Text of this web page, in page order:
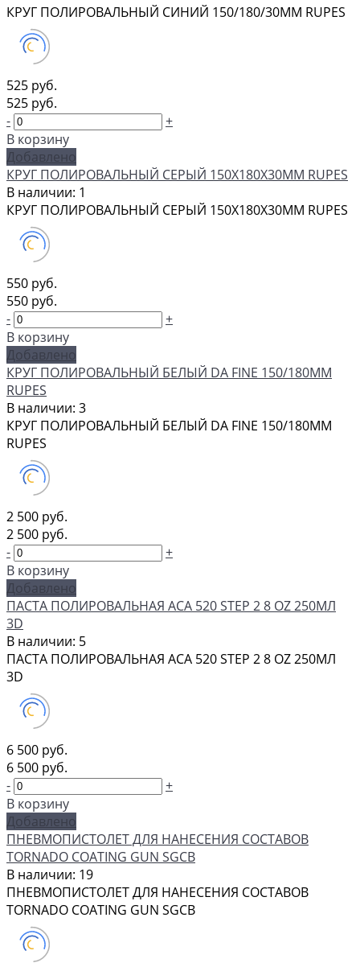
КРУГ ПОЛИРОВАЛЬНЫЙ СИНИЙ 150/180/30ММ RUPES
525 руб.
525 руб.
-
+
В корзину
Добавлено
КРУГ ПОЛИРОВАЛЬНЫЙ СЕРЫЙ 150X180X30ММ RUPES
В наличии: 1
КРУГ ПОЛИРОВАЛЬНЫЙ СЕРЫЙ 150X180X30ММ RUPES
550 руб.
550 руб.
-
+
В корзину
Добавлено
КРУГ ПОЛИРОВАЛЬНЫЙ БЕЛЫЙ DA FINE 150/180ММ
RUPES
В наличии: 3
КРУГ ПОЛИРОВАЛЬНЫЙ БЕЛЫЙ DA FINE 150/180ММ
RUPES
2 500 руб.
2 500 руб.
-
+
В корзину
Добавлено
ПАСТА ПОЛИРОВАЛЬНАЯ ACA 520 STEP 2 8 OZ 250МЛ
3D
В наличии: 5
ПАСТА ПОЛИРОВАЛЬНАЯ ACA 520 STEP 2 8 OZ 250МЛ
3D
6 500 руб.
6 500 руб.
-
+
В корзину
Добавлено
ПНЕВМОПИСТОЛЕТ ДЛЯ НАНЕСЕНИЯ СОСТАВОВ
TORNADO COATING GUN SGCB
В наличии: 19
ПНЕВМОПИСТОЛЕТ ДЛЯ НАНЕСЕНИЯ СОСТАВОВ
TORNADO COATING GUN SGCB